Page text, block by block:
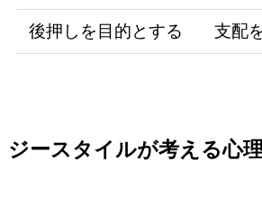
後押しを目的とする 支配
ジースタイルが考える心